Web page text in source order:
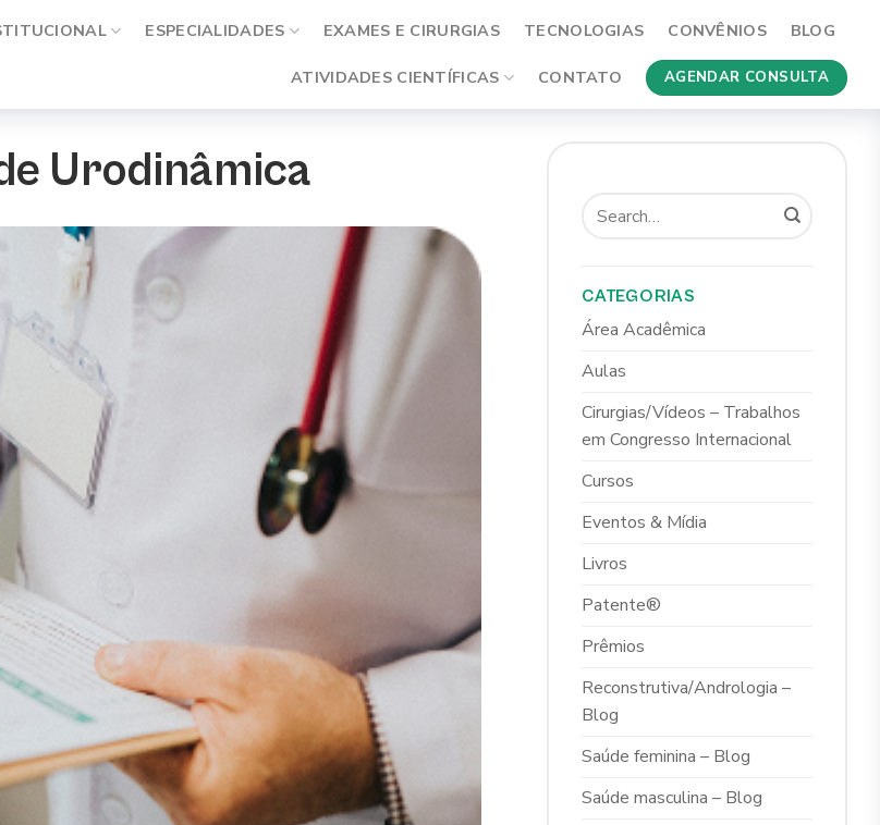
ESPECIALIDADES EXAMES E CIRURGIAS TECNOLOGIAS CONVÊNIOS BLOG
ATIVIDADES CIENTÍFICAS CONTATO AGENDAR CONSULTA
Urodinâmica
CATEGORIAS
Área Acadêmica
Aulas
Cirurgias/Vídeos – Trabalhos
em Congresso Internacional
Cursos
Eventos & Mídia
Livros
Patente®
Prêmios
Reconstrutiva/Andrologia –
Blog
Saúde feminina – Blog
Saúde masculina – Blog